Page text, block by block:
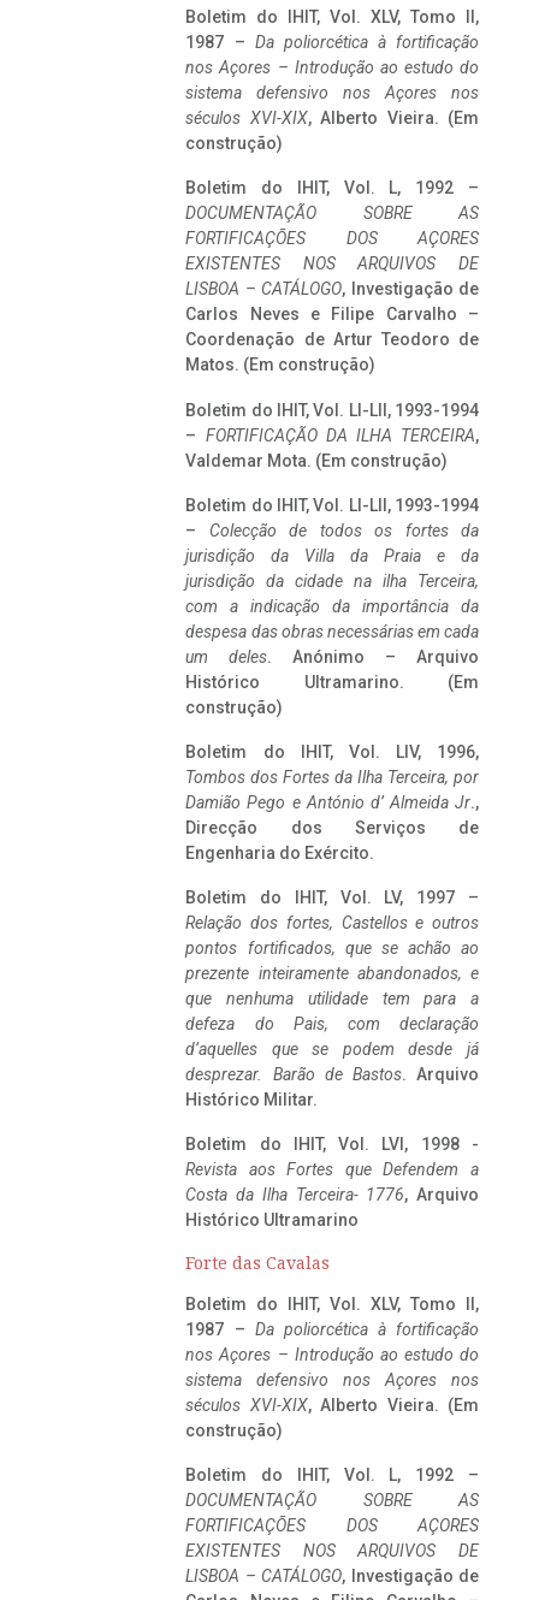
Boletim do IHIT, Vol. XLV, Tomo II,
1987 – Da poliorcética à fortificação
nos Açores – Introdução ao estudo do
sistema defensivo nos Açores nos
séculos XVI-XIX, Alberto Vieira. (Em
construção)
Boletim do IHIT, Vol. L, 1992 –
DOCUMENTAÇÃO SOBRE AS
FORTIFICAÇÕES DOS AÇORES
EXISTENTES NOS ARQUIVOS DE
LISBOA – CATÁLOGO, Investigação de
Carlos Neves e Filipe Carvalho –
Coordenação de Artur Teodoro de
Matos. (Em construção)
Boletim do IHIT, Vol. LI-LII, 1993-1994
– FORTIFICAÇÃO DA ILHA TERCEIRA,
Valdemar Mota. (Em construção)
Boletim do IHIT, Vol. LI-LII, 1993-1994
– Colecção de todos os fortes da
jurisdição da Villa da Praia e da
jurisdição da cidade na ilha Terceira,
com a indicação da importância da
despesa das obras necessárias em cada
um deles. Anónimo – Arquivo
Histórico Ultramarino. (Em
construção)
Boletim do IHIT, Vol. LIV, 1996,
Tombos dos Fortes da Ilha Terceira, por
Damião Pego e António d’ Almeida Jr.,
Direcção dos Serviços de
Engenharia do Exército.
Boletim do IHIT, Vol. LV, 1997 –
Relação dos fortes, Castellos e outros
pontos fortificados, que se achão ao
prezente inteiramente abandonados, e
que nenhuma utilidade tem para a
defeza do Pais, com declaração
d’aquelles que se podem desde já
desprezar. Barão de Bastos. Arquivo
Histórico Militar.
Boletim do IHIT, Vol. LVI, 1998 -
Revista aos Fortes que Defendem a
Costa da Ilha Terceira- 1776, Arquivo
Histórico Ultramarino
Forte das Cavalas
Boletim do IHIT, Vol. XLV, Tomo II,
1987 – Da poliorcética à fortificação
nos Açores – Introdução ao estudo do
sistema defensivo nos Açores nos
séculos XVI-XIX, Alberto Vieira. (Em
construção)
Boletim do IHIT, Vol. L, 1992 –
DOCUMENTAÇÃO SOBRE AS
FORTIFICAÇÕES DOS AÇORES
EXISTENTES NOS ARQUIVOS DE
LISBOA – CATÁLOGO, Investigação de